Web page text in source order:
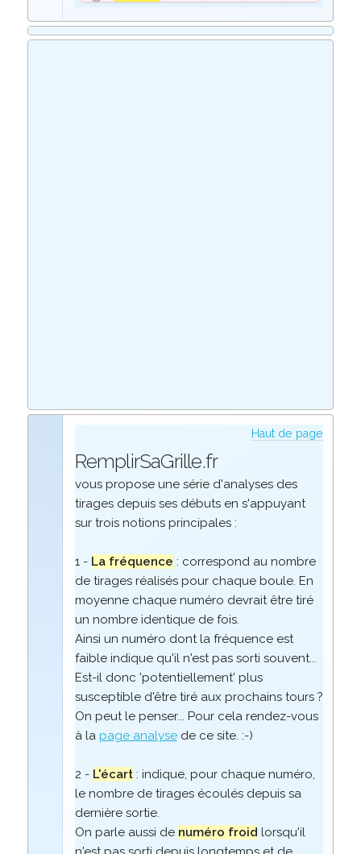
Haut de page
RemplirSaGrille.fr
vous propose une série d'analyses des
tirages depuis ses débuts en s'appuyant
sur trois notions principales :
1 - La fréquence : correspond au nombre
de tirages réalisés pour chaque boule. En
moyenne chaque numéro devrait être tiré
un nombre identique de fois.
Ainsi un numéro dont la fréquence est
faible indique qu'il n'est pas sorti souvent...
Est-il donc 'potentiellement' plus
susceptible d'être tiré aux prochains tours ?
On peut le penser... Pour cela rendez-vous
à la page analysede ce site. :-)
2 - L'écart: indique, pour chaque numéro,
le nombre de tirages écoulés depuis sa
dernière sortie.
On parle aussi de numéro froid lorsqu'il